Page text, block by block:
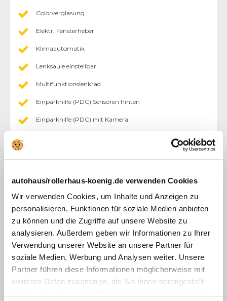
autohaus/rollerhaus-koenig.de verwenden Cookies
Wir verwenden Cookies, um Inhalte und Anzeigen zu
personalisieren, Funktionen für soziale Medien anbieten
zu können und die Zugriffe auf unsere Website zu
analysieren. Außerdem geben wir Informationen zu Ihrer
Verwendung unserer Website an unsere Partner für
soziale Medien, Werbung und Analysen weiter. Unsere
Partner führen diese Informationen möglicherweise mit
weiteren Daten zusammen, die Sie ihnen bereitgestellt
Colorverglasung
Elektr. Fensterheber
Klimaautomatik
Lenksäule einstellbar
Multifunktionslenkrad
Einparkhilfe (PDC) Sensoren hinten
Einparkhilfe (PDC) mit Kamera
Fahrersitz höhenverstellbar
Lederlenkrad
Mittelarmlehne
Sitzheizung Vordersitze
Zentralverriegelung mit Fernbedienung
Elektr. Fensterheber vorne/hinten